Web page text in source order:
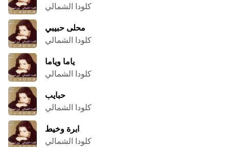
كلودا الشمالي
محلى حبيبي
كلودا الشمالي
ياما وياما
كلودا الشمالي
حبايب
كلودا الشمالي
ابرة وخيط
كلودا الشمالي